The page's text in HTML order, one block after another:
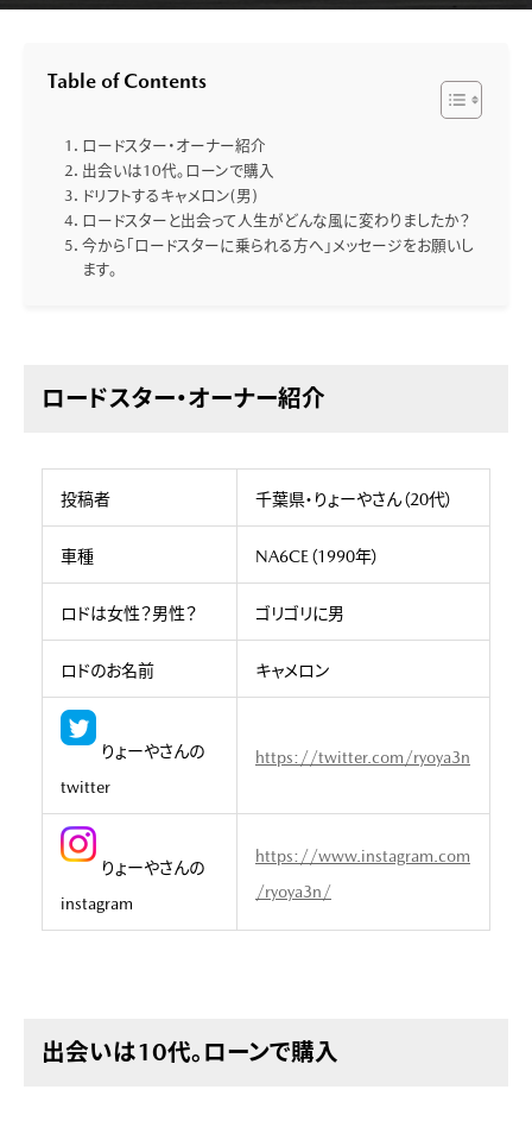
Table of Contents
ロードスター・オーナー紹介
出会いは10代。ローンで購入
ドリフトするキャメロン(男)
ロードスターと出会って人生がどんな風に変わりましたか？
今から「ロードスターに乗られる方へ」メッセージをお願いし
ます。
ロードスター・オーナー紹介
投稿者 千葉県・りょーやさん（20代）
車種 NA6CE（1990年）
ロドは女性？男性？ ゴリゴリに男
ロドのお名前 キャメロン
りょーやさんの
twitter
https://twitter.com/ryoya3n
りょーやさんの
instagram
https://www.instagram.com
/ryoya3n/
出会いは10代。ローンで購入